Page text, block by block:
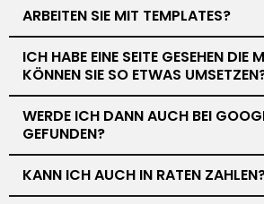
ARBEITEN SIE MIT TEMPLATES?
ICH HABE EINE SEITE GESEHEN DIE
KÖNNEN SIE SO ETWAS
WERDE ICH DANN AUCH BEI
GEFUNDEN?
KANN ICH AUCH IN RATEN